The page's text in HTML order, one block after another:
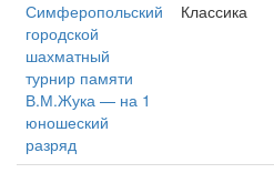
Симферопольский
городской
шахматный
турнир памяти
В.М.Жука — на 1
юношеский
разряд
Классика